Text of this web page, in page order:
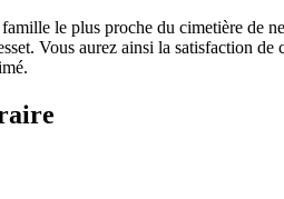
le plus proche du cimetière de
Vous aurez ainsi la satisfaction